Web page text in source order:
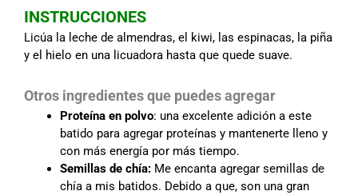
INSTRUCCIONES
Licúa la leche de almendras, el kiwi, las espinacas, la piña
y el hielo en una licuadora hasta que quede suave.
Otros ingredientes que puedes agregar
Proteína en polvo: una excelente adición a este
batido para agregar proteínas y mantenerte lleno y
con más energía por más tiempo.
Semillas de chía: Me encanta agregar semillas de
chía a mis batidos. Debido a que, son una gran